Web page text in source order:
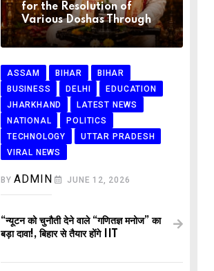
for the Resolution of
Various Doshas Through
ASSAM BIHAR
BIHAR
BUSINESS
DELHI
EDUCATION
JHARKHAND
LATEST NEWS
NATIONAL
POLITICS
TECHNOLOGY
UTTAR PRADESH
VIRAL NEWS
BYADMIN JUNE 12, 2026
“न्यूटन को चुनौती देने वाले “गणितज्ञ मनोज” का
बड़ा दावा!, बिहार से तैयार होंगे IIT